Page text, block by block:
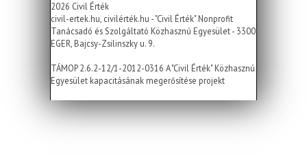
2026 Civil Érték
civil-ertek.hu, civilérték.hu - "Civil Érték" Nonprofit
Tanácsadó és Szolgáltató Közhasznú Egyesület - 3300
EGER, Bajcsy-Zsilinszky u. 9.
TÁMOP 2.6.2-12/1-2012-0316 A "Civil Érték" Közhasznú
Egyesület kapacitásának megerősítése projekt